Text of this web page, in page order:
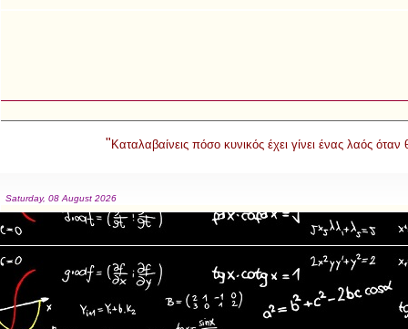
" Καταλαβαίνεις πόσο κυνικός έχει γίνει ένας λαός
Saturday, 08 August 2026